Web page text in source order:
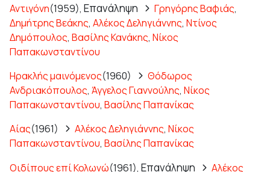
Αντιγόνη(1959), Επανάληψη Γρηγόρης Βαφιάς,
Δημήτρης Βεάκης, Αλέκος Δεληγιάννης, Ντίνος
Δημόπουλος, Βασίλης Κανάκης, Νίκος
Παπακωνσταντίνου
Ηρακλής μαινόμενος(1960)
Θόδωρος
Ανδριακόπουλος, Άγγελος Γιαννούλης, Νίκος
Παπακωνσταντίνου, Βασίλης Παπανίκας
Αίας(1961) Αλέκος Δεληγιάννης, Νίκος
Παπακωνσταντίνου, Βασίλης Παπανίκας
Οιδίπους επί Κολωνώ(1961), Επανάληψη Αλέκος